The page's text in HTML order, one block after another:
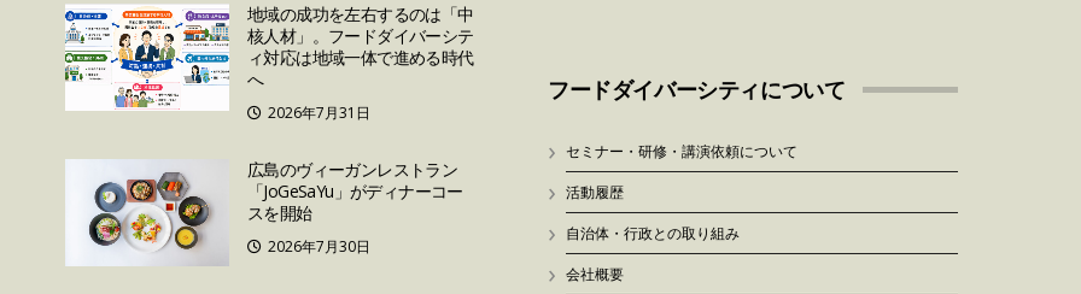
地域の成功を左右するのは「中
核人材」。フードダイバーシテ
ィ対応は地域一体で進める時代
へ
2026年7月31日
広島のヴィーガンレストラン
「JoGeSaYu」がディナーコー
スを開始
2026年7月30日
フードダイバーシティについて
セミナー・研修・講演依頼について
活動履歴
自治体・行政との取り組み
会社概要